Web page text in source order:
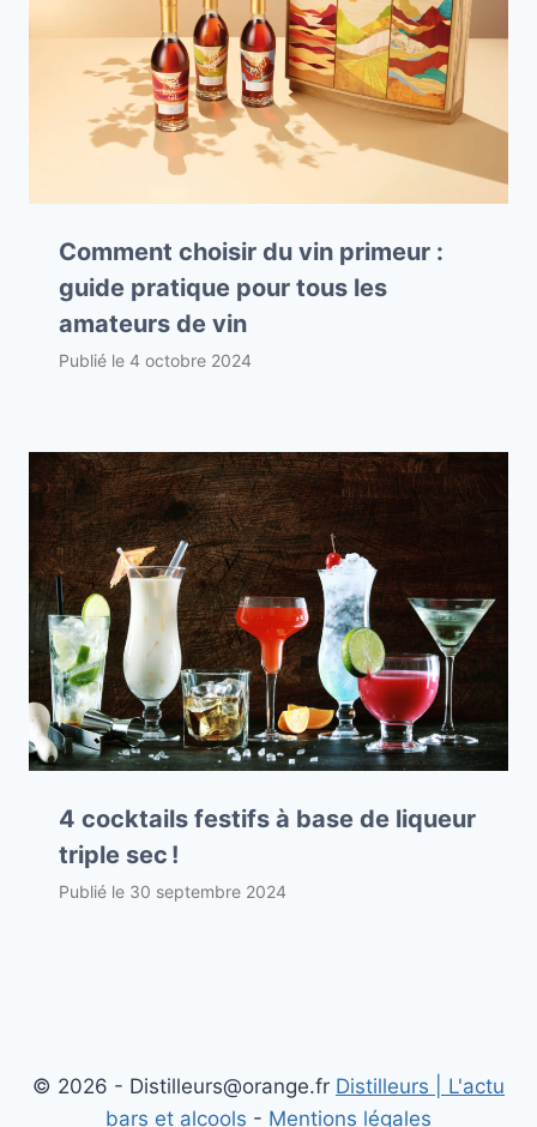
Comment choisir du vin primeur :
guide pratique pour tous les
amateurs de vin
Publié le 4 octobre 2024
4 cocktails festifs à base de liqueur
triple sec !
Publié le 30 septembre 2024
© 2026 - Distilleurs@orange.fr Distilleurs | L'actu
bars et alcools - Mentions légales